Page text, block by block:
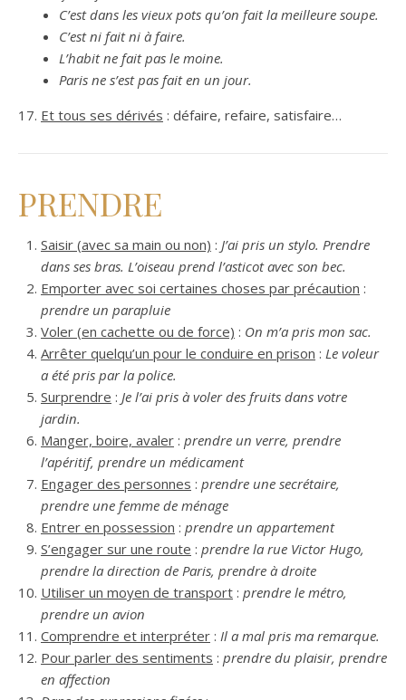
C’est dans les vieux pots qu’on fait la meilleure soupe.
C’est ni fait ni à faire.
L’habit ne fait pas le moine.
Paris ne s’est pas fait en un jour.
Et tous ses dérivés : défaire, refaire, satisfaire…
PRENDRE
Saisir (avec sa main ou non) : J’ai pris un stylo. Prendre
dans ses bras. L’oiseau prend l’asticot avec son bec.
Emporter avec soi certaines choses par précaution :
prendre un parapluie
Voler (en cachette ou de force) : On m’a pris mon sac.
Arrêter quelqu’un pour le conduire en prison : Le voleur
a été pris par la police.
Surprendre : Je l’ai pris à voler des fruits dans votre
jardin.
Manger, boire, avaler : prendre un verre, prendre
l’apéritif, prendre un médicament
Engager des personnes : prendre une secrétaire,
prendre une femme de ménage
Entrer en possession : prendre un appartement
S’engager sur une route : prendre la rue Victor Hugo,
prendre la direction de Paris, prendre à droite
Utiliser un moyen de transport : prendre le métro,
prendre un avion
Comprendre et interpréter : Il a mal pris ma remarque.
Pour parler des sentiments : prendre du plaisir, prendre
en affection